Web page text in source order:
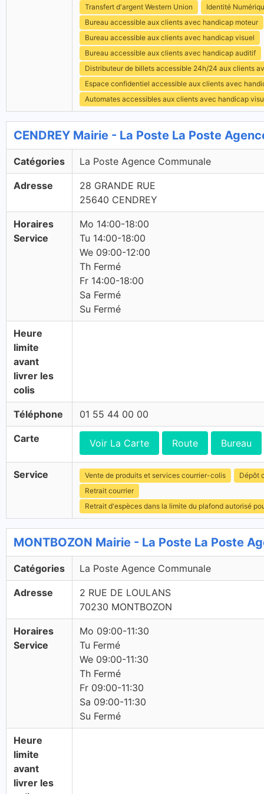
Transfert d'argent Western Union
Identité
Bureau accessible aux clients avec handicap moteur
Bureau accessible aux clients avec handicap visuel
Bureau accessible aux clients avec handicap auditif
Distributeur de billets accessible 24h/24 aux clients
Espace confidentiel accessible aux clients avec
Automates accessibles aux clients avec handicap
CENDREY Mairie - La Poste La Poste
Catégories La Poste Agence Communale
Adresse
28 GRANDE RUE
25640 CENDREY
Horaires
Service
Mo 14:00-18:00
Tu 14:00-18:00
We 09:00-12:00
Th Fermé
Fr 14:00-18:00
Sa Fermé
Su Fermé
Heure
limite
avant
livrer les
colis
Téléphone 01 55 44 00 00
Carte Voir La Carte Route Bureau
Service Vente de produits et services courrier-colis
Dépôt
Retrait courrier
Retrait d'espèces dans la limite du plafond autorisé
MONTBOZON Mairie - La Poste La Poste
Catégories La Poste Agence Communale
Adresse
2 RUE DE LOULANS
70230 MONTBOZON
Horaires
Service
Mo 09:00-11:30
Tu Fermé
We 09:00-11:30
Th Fermé
Fr 09:00-11:30
Sa 09:00-11:30
Su Fermé
Heure
limite
avant
livrer les